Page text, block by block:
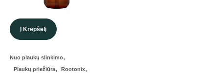
Į Krepšelį
Nuo plaukų slinkimo,
Plaukų priežiūra, Rootonix,